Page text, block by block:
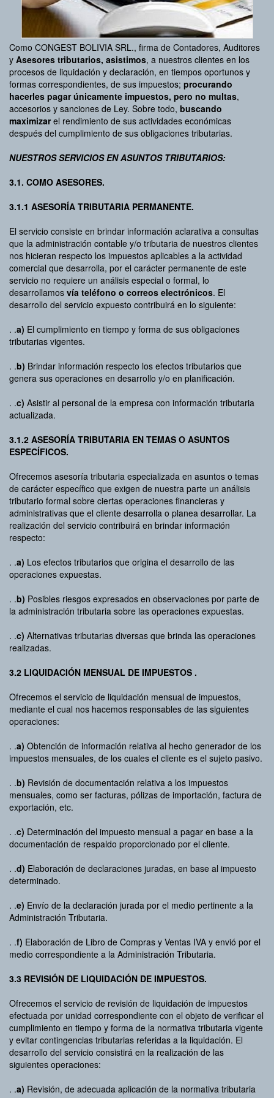
Como CONGEST BOLIVIA SRL., firma de Contadores, Auditores
y Asesores tributarios, asistimos, a nuestros clientes en los
procesos de liquidación y declaración, en tiempos oportunos y
formas correspondientes, de sus impuestos; procurando
hacerles pagar únicamente impuestos, pero no multas,
accesorios y sanciones de Ley. Sobre todo, buscando
maximizarel rendimiento de sus actividades económicas
después del cumplimiento de sus obligaciones tributarias.
NUESTROS SERVICIOS EN ASUNTOS TRIBUTARIOS:
3.1. COMO ASESORES.
3.1.1 ASESORÍA TRIBUTARIA PERMANENTE.
El servicio consiste en brindar información aclarativa a consultas
que la administración contable y/o tributaria de nuestros clientes
nos hicieran respecto los impuestos aplicables a la actividad
comercial que desarrolla, por el carácter permanente de este
servicio no requiere un análisis especial o formal, lo
desarrollamos vía teléfono o correos electrónicos. El
desarrollo del servicio expuesto contribuirá en lo siguiente:
. .a) El cumplimiento en tiempo y forma de sus obligaciones
tributarias vigentes.
. .b) Brindar información respecto los efectos tributarios que
genera sus operaciones en desarrollo y/o en planificación.
. .c) Asistir al personal de la empresa con información tributaria
actualizada.
3.1.2 ASESORÍA TRIBUTARIA EN TEMAS O ASUNTOS
ESPECÍFICOS.
Ofrecemos asesoría tributaria especializada en asuntos o temas
de carácter específico que exigen de nuestra parte un análisis
tributario formal sobre ciertas operaciones financieras y
administrativas que el cliente desarrolla o planea desarrollar. La
realización del servicio contribuirá en brindar información
respecto:
. .a) Los efectos tributarios que origina el desarrollo de las
operaciones expuestas.
. .b) Posibles riesgos expresados en observaciones por parte de
la administración tributaria sobre las operaciones expuestas.
. .c) Alternativas tributarias diversas que brinda las operaciones
realizadas.
3.2 LIQUIDACIÓN MENSUAL DE IMPUESTOS .
Ofrecemos el servicio de liquidación mensual de impuestos,
mediante el cual nos hacemos responsables de las siguientes
operaciones:
. .a) Obtención de información relativa al hecho generador de los
impuestos mensuales, de los cuales el cliente es el sujeto pasivo.
. .b) Revisión de documentación relativa a los impuestos
mensuales, como ser facturas, pólizas de importación, factura de
exportación, etc.
. .c) Determinación del impuesto mensual a pagar en base a la
documentación de respaldo proporcionado por el cliente.
. .d) Elaboración de declaraciones juradas, en base al impuesto
determinado.
. .e) Envío de la declaración jurada por el medio pertinente a la
Administración Tributaria.
. .f) Elaboración de Libro de Compras y Ventas IVA y envió por el
medio correspondiente a la Administración Tributaria.
3.3 REVISIÓN DE LIQUIDACIÓN DE IMPUESTOS.
Ofrecemos el servicio de revisión de liquidación de impuestos
efectuada por unidad correspondiente con el objeto de verificar el
cumplimiento en tiempo y forma de la normativa tributaria vigente
y evitar contingencias tributarias referidas a la liquidación. El
desarrollo del servicio consistirá en la realización de las
siguientes operaciones:
. .a) Revisión, de adecuada aplicación de la normativa tributaria